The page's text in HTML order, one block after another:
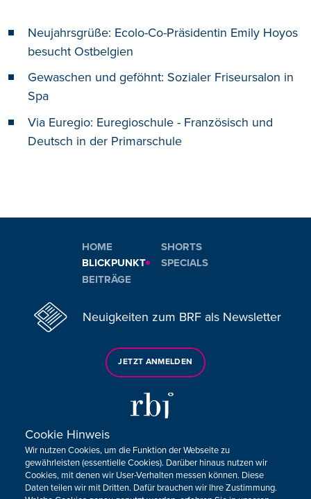
Neujahrsgrüße: Ecolo-Co-Präsidentin Emily Hoyos
besucht Ostbelgien
Gewaschen und geföhnt: Sozialer Friseursalon in
Spa
Via Euregio: Euregioschule - Französisch und
Deutsch in der Primarschule
HOME
BLICKPUNKT
BEITRÄGE
SHORTS
SPECIALS
Neuigkeiten zum BRF als Newsletter
JETZT ANMELDEN
Sie haben noch Fragen oder Anmerkungen?
KONTAKTIEREN SIE UNS!
Cookie Hinweis
Wir nutzen Cookies, um die Funktion der Webseite zu
gewährleisten (essentielle Cookies). Darüber hinaus nutzen wir
Cookies, mit denen wir User-Verhalten messen können. Diese
Daten teilen wir mit Dritten. Dafür brauchen wir Ihre Zustimmung.